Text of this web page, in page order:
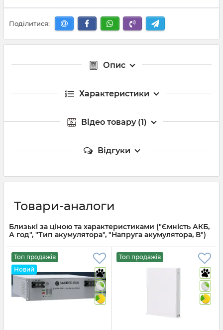
Поділитися:
Опис
Характеристики
Відео товару (1)
Відгуки
Товари-аналоги
Близькі за ціною та характеристиками ("Ємність АКБ,
А год", "Тип акумулятора", "Напруга акумулятора, В")
Топ продажів
Новий
Топ продажів